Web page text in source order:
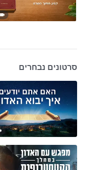
סרטונים נבחרים